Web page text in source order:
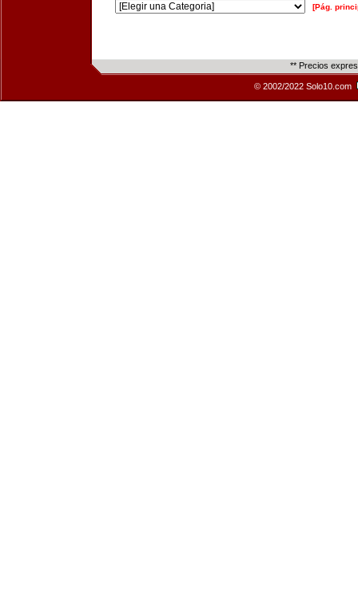
[Pág.
** Precios
© 2002/2022 Solo10.com